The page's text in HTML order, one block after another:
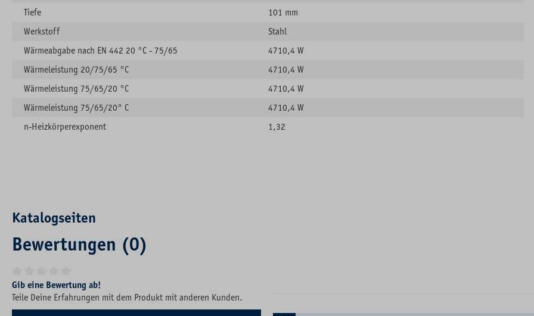
Tiefe
101 mm
Werkstoff
Stahl
Wärmeabgabe nach EN 442 20 °C - 75/65
4710,4 W
Wärmeleistung 20/75/65 °C
4710,4 W
Wärmeleistung 75/65/20 °C
4710,4 W
Wärmeleistung 75/65/20° C
4710,4 W
n-Heizkörperexponent
1,32
Katalogseiten
Bewertungen (0)
Durchschnittliche Bewertung von 0 von 5 Sternen
Gib eine Bewertung ab!
Teile Deine Erfahrungen mit dem Produkt mit anderen Kunden.